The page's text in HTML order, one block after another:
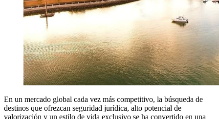
En un mercado global cada vez más competitivo, la búsqueda de
destinos que ofrezcan seguridad jurídica, alto potencial de
valorización y un estilo de vida exclusivo se ha convertido en una